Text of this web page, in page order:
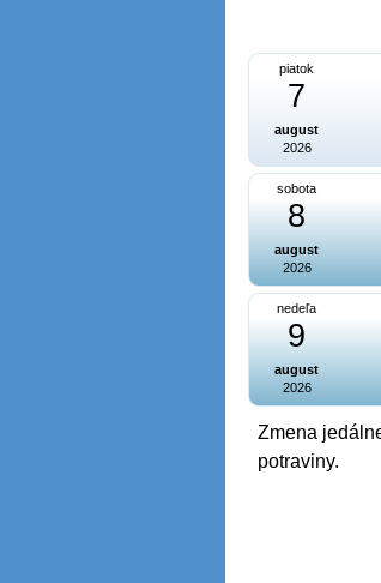
piatok
7
august
2026
sobota
8
august
2026
nedeľa
9
august
2026
Zmena
potraviny.